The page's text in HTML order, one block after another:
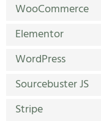
WooCommerce
Elementor
WordPress
Sourcebuster JS
Stripe